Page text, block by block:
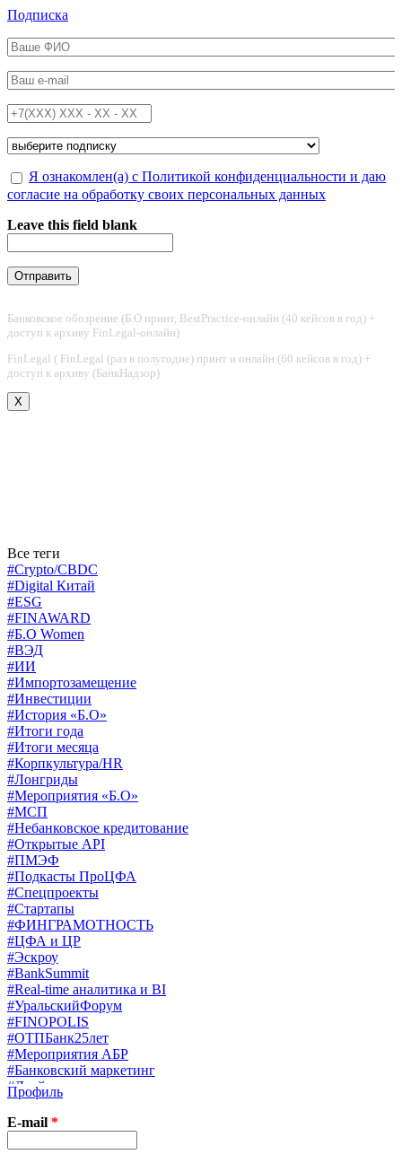
Перейти к основному содержанию
Подписка
ФИО*
Email*
Телефон*
Подписка на*
Обработка персональных данных*
Я ознакомлен(а) с Политикой конфиденциальности и даю
согласие на обработку своих персональных данных
Leave this field blank
Банковское обозрение (Б.О принт, BestPractice-онлайн (40 кейсов в год) +
доступ к архиву FinLegal-онлайн)
FinLegal ( FinLegal (раз в полугодие) принт и онлайн (60 кейсов в год) +
доступ к архиву (БанкНадзор)
X
Все теги
#Crypto/CBDC
#Digital Китай
#ESG
#FINAWARD
#Б.О Women
#ВЭД
#ИИ
#Импортозамещение
#Инвестиции
#История «Б.О»
#Итоги года
#Итоги месяца
#Корпкультура/HR
#Лонгриды
#Мероприятия «Б.О»
#МСП
#Небанковское кредитование
#Открытые API
#ПМЭФ
#Подкасты ПроЦФА
#Спецпроекты
#Стартапы
#ФИНГРАМОТНОСТЬ
#ЦФА и ЦР
#Эскроу
#BankSummit
#Real-time аналитика и BI
#УральскийФорум
#FINOPOLIS
#ОТПБанк25лет
#Мероприятия АБР
#Банковский маркетинг
#Драйверы страхования
#Финконгресс ЦБ
#PB&WM
#UX/CX
#Экосистемы
Профиль
E-mail *